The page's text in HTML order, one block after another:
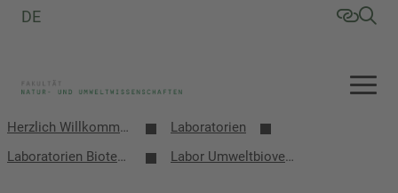
DE
Herzlich Willkommen an der Fakultät Natur- und Umweltwissenschaften
Laboratorien
Laboratorien Biotechnologie
Labor Umweltbioverfahrenstechnik